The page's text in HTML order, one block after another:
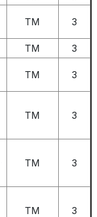
TM 3
TM 3
TM 3
TM 3
TM 3
TM 3